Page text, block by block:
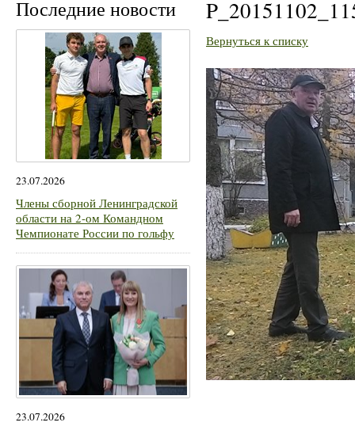
Последние новости
23.07.2026
Члены сборной Ленинградской
области на 2-ом Командном
Чемпионате России по гольфу
23.07.2026
Вернуться к списку